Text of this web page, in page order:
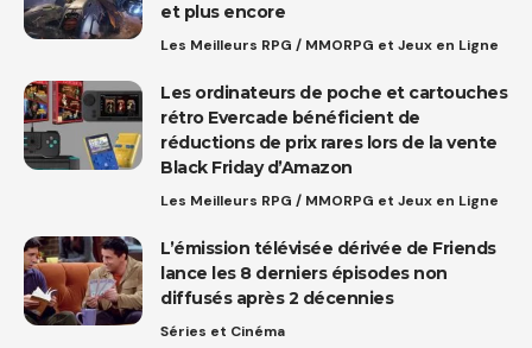
et plus encore
Les Meilleurs RPG / MMORPG et Jeux en Ligne
Les ordinateurs de poche et cartouches
rétro Evercade bénéficient de
réductions de prix rares lors de la vente
Black Friday d’Amazon
Les Meilleurs RPG / MMORPG et Jeux en Ligne
L’émission télévisée dérivée de Friends
lance les 8 derniers épisodes non
diffusés après 2 décennies
Séries et Cinéma